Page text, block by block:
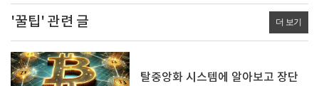
'꿀팁' 관련 글 더 보기
탈중앙화 시스템에 알아보고 장단